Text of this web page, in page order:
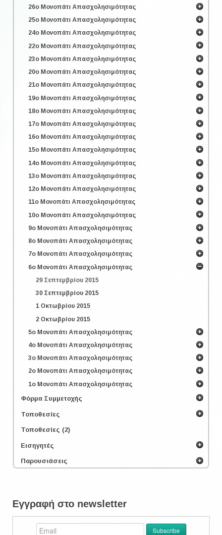
26ο Μονοπάτι Απασχολησιμότητας
25ο Μονοπάτι Απασχολησιμότητας
24ο Μονοπάτι Απασχολησιμότητας
22ο Μονοπάτι Απασχολησιμότητας
23ο Μονοπάτι Απασχολησιμότητας
20ο Μονοπάτι Απασχολησιμότητας
21ο Μονοπάτι Απασχολησιμότητας
19ο Μονοπάτι Απασχολησιμότητας
18ο Μονοπάτι Απασχολησιμότητας
17ο Μονοπάτι Απασχολησιμότητας
16ο Μονοπάτι Απασχολησιμότητας
15ο Μονοπάτι Απασχολησιμότητας
14ο Μονοπάτι Απασχολησιμότητας
13ο Μονοπάτι Απασχολησιμότητας
12ο Μονοπάτι Απασχολησιμότητας
11ο Μονοπάτι Απασχολησιμότητας
10ο Μονοπάτι Απασχολησιμότητας
9ο Μονοπάτι Απασχολησιμότητας
8ο Μονοπάτι Απασχολησιμότητας
7ο Μονοπάτι Απασχολησιμότητας
6ο Μονοπάτι Απασχολησιμότητας
29 Σεπτεμβρίου 2015
30 Σεπτεμβρίου 2015
1 Οκτωβρίου 2015
2 Οκτωβρίου 2015
5ο Μονοπάτι Απασχολησιμότητας
4ο Μονοπάτι Απασχολησιμότητας
3ο Μονοπάτι Απασχολησιμότητας
2ο Μονοπάτι Απασχολησιμότητας
1ο Μονοπάτι Απασχολησιμότητας
Φόρμα Συμμετοχής
Τοποθεσίες
Τοποθεσίες (2)
Εισηγητές
Παρουσιάσεις
Εγγραφή στο newsletter